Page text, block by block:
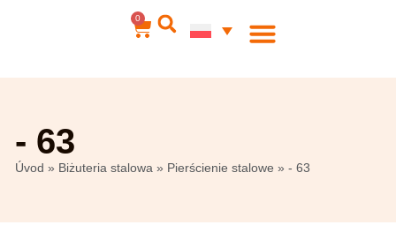
0
- 63
Úvod » Biżuteria stalowa » Pierścienie stalowe » - 63